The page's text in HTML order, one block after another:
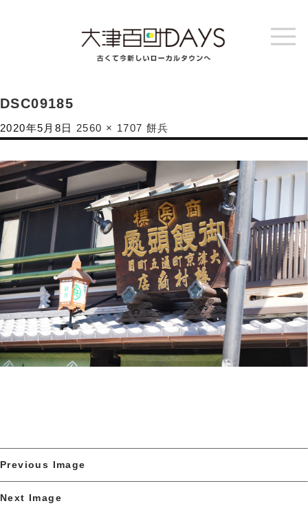
DSC09185
2020年5月8日 2560 × 1707 餅兵
Previous Image
Next Image